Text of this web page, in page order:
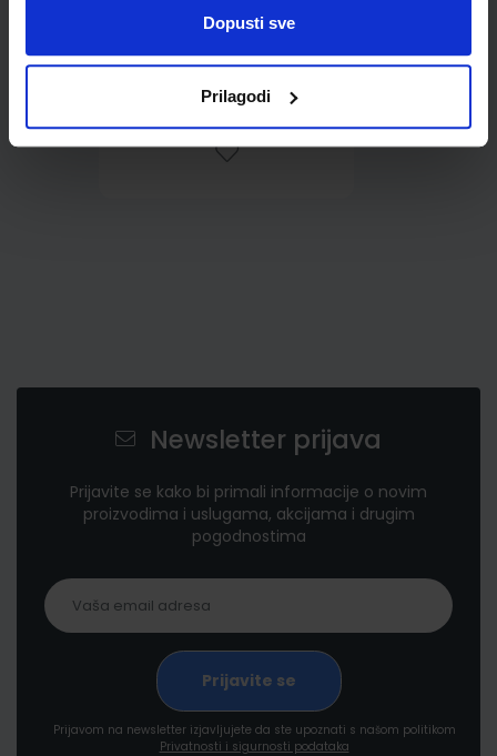
Dopusti sve
Prilagodi
0,85 €
Newsletter prijava
Prijavite se kako bi primali informacije o novim
proizvodima i uslugama, akcijama i drugim
pogodnostima
Prijavom na newsletter izjavljujete da ste upoznati s našom politikom
Privatnosti i sigurnosti podataka